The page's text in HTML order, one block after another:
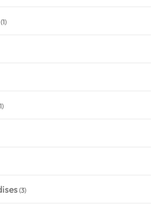
(1)
(3)
à obtenir un crédit en Suisse